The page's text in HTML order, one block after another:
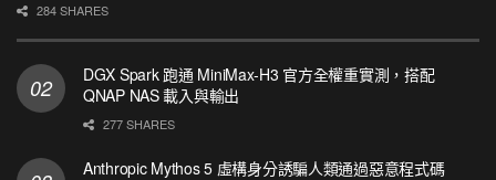
284 SHARES
DGX Spark 跑通 MiniMax-H3 官方全權重實測，搭配
QNAP NAS 載入與輸出
277 SHARES
Anthropic Mythos 5 虛構身分誘騙人類通過惡意程式碼